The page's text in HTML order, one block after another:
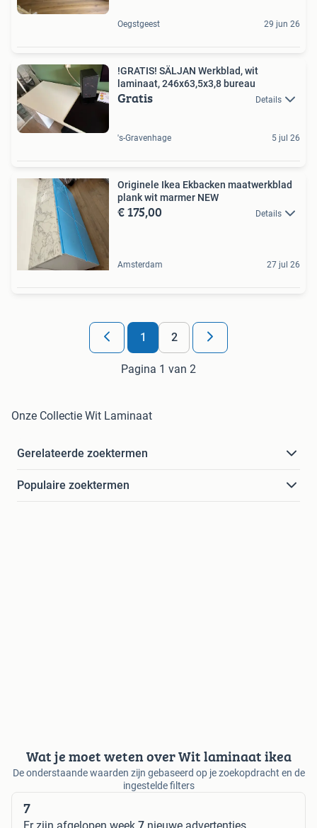
Oegstgeest 29 jun 26
!GRATIS! SÄLJAN Werkblad, wit
laminaat, 246x63,5x3,8 bureau
Gratis Details
's-Gravenhage 5 jul 26
Originele Ikea Ekbacken maatwerkblad
plank wit marmer NEW
€ 175,00 Details
Amsterdam 27 jul 26
1 2
Pagina 1 van 2
Onze Collectie Wit Laminaat
Gerelateerde zoektermen
Populaire zoektermen
Wat je moet weten over Wit laminaat ikea
De onderstaande waarden zijn gebaseerd op je zoekopdracht en de
ingestelde filters
7